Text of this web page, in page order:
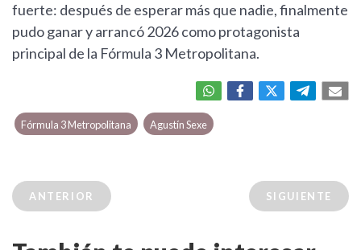
fuerte: después de esperar más que nadie, finalmente
pudo ganar y arrancó 2026 como protagonista
principal de la Fórmula 3 Metropolitana.
Fórmula 3 Metropolitana Agustín Sexe
ANTERIOR SIGUIENTE